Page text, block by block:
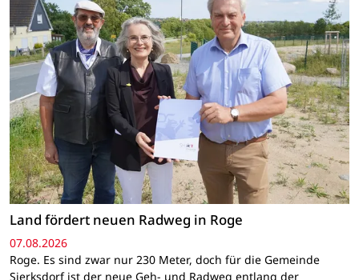
Land fördert neuen Radweg in Roge
07.08.2026
Roge. Es sind zwar nur 230 Meter, doch für die Gemeinde
Sierksdorf ist der neue Geh- und Radweg entlang der